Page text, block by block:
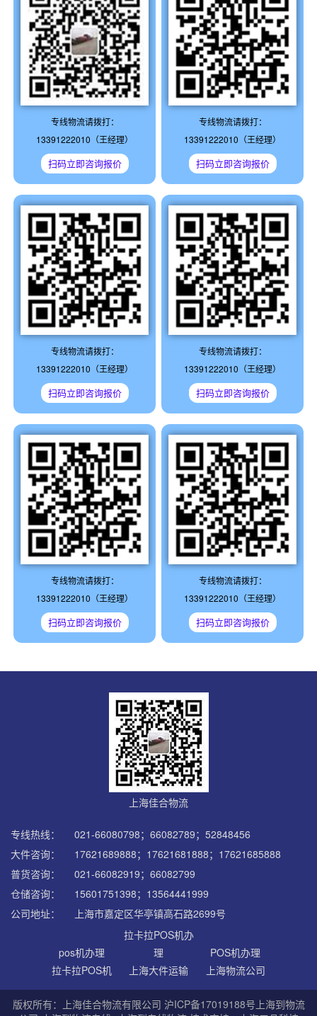
专线物流请拨打：
13391222010（王经理）
扫码立即咨询报价
专线物流请拨打：
13391222010（王经理）
扫码立即咨询报价
专线物流请拨打：
13391222010（王经理）
扫码立即咨询报价
专线物流请拨打：
13391222010（王经理）
扫码立即咨询报价
专线物流请拨打：
13391222010（王经理）
扫码立即咨询报价
专线物流请拨打：
13391222010（王经理）
扫码立即咨询报价
上海佳合物流
专线热线：
021-66080798；66082789；52848456
大件咨询：
17621689888；17621681888；17621685888
普货咨询：
021-66082919；66082799
仓储咨询：
15601751398；13564441999
公司地址：
上海市嘉定区华亭镇高石路2699号
pos机办理
拉卡拉POS机办
理
POS机办理
拉卡拉POS机
上海大件运输 上海物流公司
版权所有：上海佳合物流有限公司 沪ICP备17019188号 上海到物流